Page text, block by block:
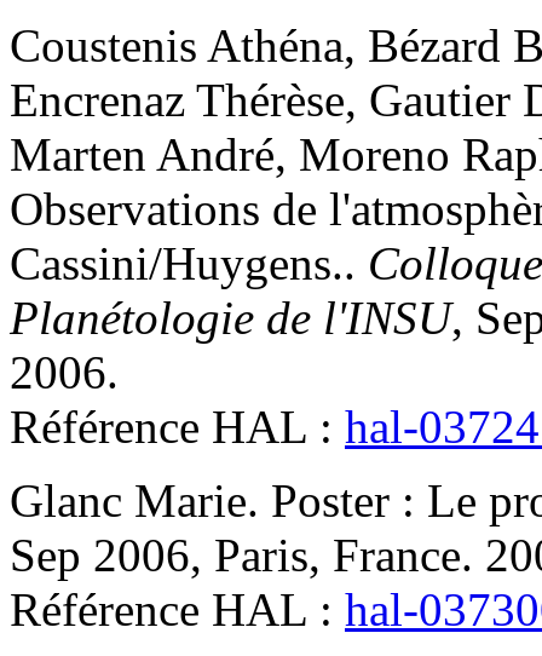
Coustenis Athéna, Bézard
Encrenaz Thérèse, Gautier
Marten André, Moreno
Observations de
Cassini/Huygens..
Planétologie de l'INSU,
2006.
Référence HAL : hal-
Glanc Marie. Poster : Le
Sep 2006, Paris, France.
Référence HAL : hal-